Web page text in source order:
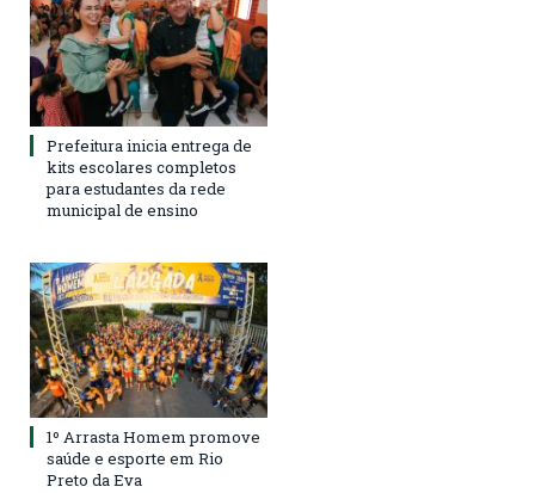
Prefeitura inicia entrega de
kits escolares completos
para estudantes da rede
municipal de ensino
1º Arrasta Homem promove
saúde e esporte em Rio
Preto da Eva